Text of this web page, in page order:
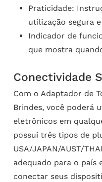
Praticidade:
utilização segura
Indicador de
que mostra
Conectividade
Com o Adaptador de
Brindes, você poderá
eletrônicos em
possui três tipos de
USA/JAPAN/AUST/
adequado para o país
conectar seus